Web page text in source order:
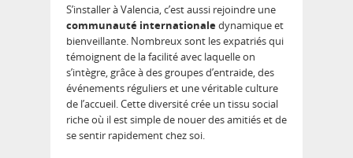
S’installer à Valencia, c’est aussi rejoindre une
communauté internationaledynamique et
bienveillante. Nombreux sont les expatriés qui
témoignent de la facilité avec laquelle on
s’intègre, grâce à des groupes d’entraide, des
événements réguliers et une véritable culture
de l’accueil. Cette diversité crée un tissu social
riche où il est simple de nouer des amitiés et de
se sentir rapidement chez soi.